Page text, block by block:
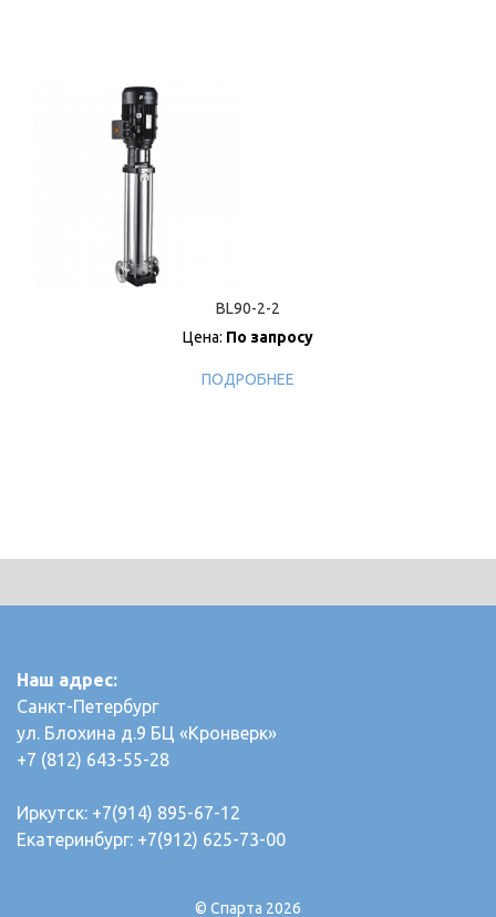
BL90-2-2
Цена: По запросу
ПОДРОБНЕЕ
Наш адрес:
Санкт-Петербург
ул. Блохина д.9 БЦ «Кронверк»
+7 (812) 643-55-28
Иркутск: +7(914) 895-67-12
Екатеринбург: +7(912) 625-73-00
© Спарта 2026